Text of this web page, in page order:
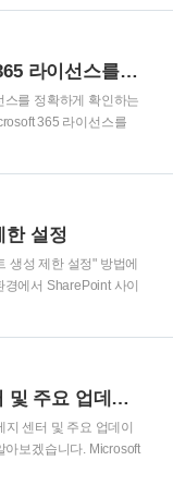
만들어 보hope.pe.kr
전트가 수행해야 할 작
페이지
속 ..
나에게 할당된 Microsoft 365 라이선스를 정확하게 확인하는 방법
스를 정확하게 확인하는
365 라이선스를
Microsoft 365를 업무
사 IT 담당자 대상을
하다 보면 다음과 같
모르겠다”“Teams 기능
정에 어떤 서비스가 포
한 설정
생성 제한 설정" 방법에
에서 SharePoint 사이
리해보겠습니다. 기업
어려움민감 정보 관리
한 Workspace 증가
사이트 생성의 기본 동
다음과 같은 구조로 동
Microsoft 365 메세지 센터 및 주요 업데이트 알림을 메일로 받는 방법
센터 및 주요 업데이
아보겠습니다. Microsoft
에 접속 후 '모두 표